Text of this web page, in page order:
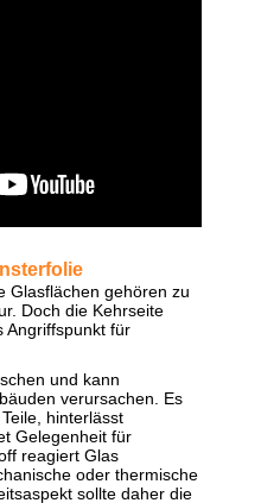
Glasflächen gehören zu
Doch die Kehrseite
Angriffspunkt für
und kann
verursachen. Es
hinterlässt
Gelegenheit für
reagiert Glas
oder thermische
sollte daher die